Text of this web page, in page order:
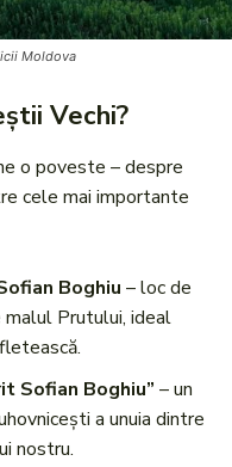
Moldova
Vechi?
o poveste – despre
cele mai importante
Boghiu – loc de
Prutului, ideal
Sofian Boghiu” – un
a unuia dintre
nostru.